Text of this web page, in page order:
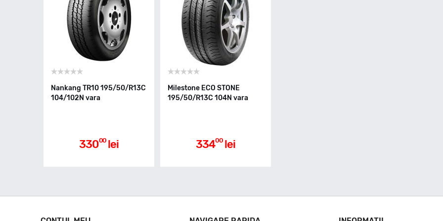
Nankang TR10 195/50/R13C
104/102N vara
33000 lei
Milestone ECO STONE
195/50/R13C 104N vara
33400 lei